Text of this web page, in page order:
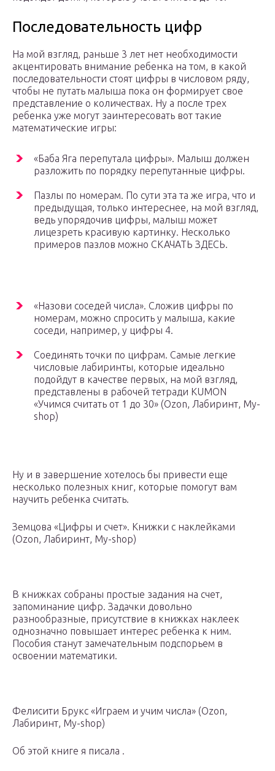
Последовательность цифр
На мой взгляд, раньше 3 лет нет необходимости
акцентировать внимание ребенка на том, в какой
последовательности стоят цифры в числовом ряду,
чтобы не путать малыша пока он формирует свое
представление о количествах. Ну а после трех
ребенка уже могут заинтересовать вот такие
математические игры:
«Баба Яга перепутала цифры». Малыш должен
разложить по порядку перепутанные цифры.
Пазлы по номерам. По сути эта та же игра, что и
предыдущая, только интереснее, на мой взгляд,
ведь упорядочив цифры, малыш может
лицезреть красивую картинку. Несколько
примеров пазлов можно СКАЧАТЬ ЗДЕСЬ.
«Назови соседей числа». Сложив цифры по
номерам, можно спросить у малыша, какие
соседи, например, у цифры 4.
Соединять точки по цифрам. Самые легкие
числовые лабиринты, которые идеально
подойдут в качестве первых, на мой взгляд,
представлены в рабочей тетради KUMON
«Учимся считать от 1 до 30» (Ozon, Лабиринт, My-
shop)
Ну и в завершение хотелось бы привести еще
несколько полезных книг, которые помогут вам
научить ребенка считать.
Земцова «Цифры и счет». Книжки с наклейками
(Ozon, Лабиринт, My-shop)
В книжках собраны простые задания на счет,
запоминание цифр. Задачки довольно
разнообразные, присутствие в книжках наклеек
однозначно повышает интерес ребенка к ним.
Пособия станут замечательным подспорьем в
освоении математики.
Фелисити Брукс «Играем и учим числа» (Ozon,
Лабиринт, My-shop)
Об этой книге я писала .